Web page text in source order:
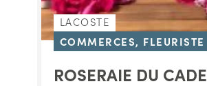
LACOSTE
COMMERCES, FLEURISTE
ROSERAIE DU CADE